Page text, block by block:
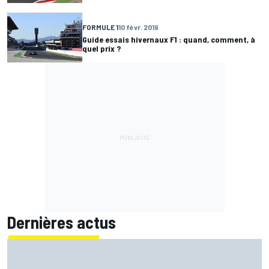
FORMULE 110 févr. 2019
Guide essais hivernaux F1 : quand, comment, à
quel prix ?
Dernières actus